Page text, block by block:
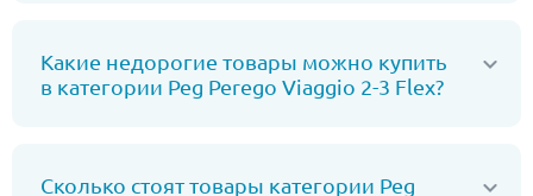
Какие недорогие товары можно купить
в категории Peg Perego Viaggio 2-3 Flex?
Сколько стоят товары категории Peg